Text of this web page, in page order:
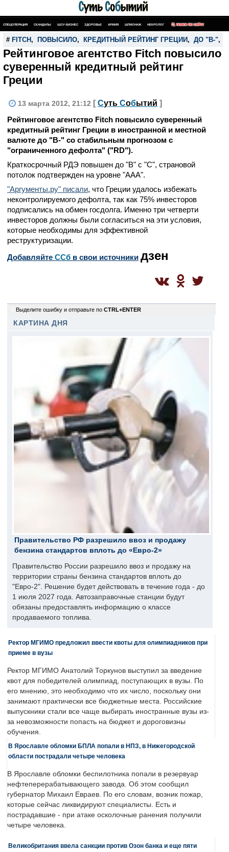
СПЕЦОПЕРАЦИЯ СКАНДАЛЫ ШОУ-БИЗНЕС ЗДОРОВЬЕ АРМИЯ ШПИОНАЖ НЕКРОЛОГ ПОИСК ПО САЙТУ
# FITCH , ПОВЫСИЛО, КРЕДИТНЫЙ РЕЙТИНГ ГРЕЦИИ , ДО "В-",
Рейтинговое агентство Fitch повысило
суверенный кредитный рейтинг
Греции
13 марта 2012, 21:12 [ Суть Событий ]
Рейтинговое агентство Fitch повысило суверенный
кредитный рейтинг Греции в иностранной и местной
валюте до "В-" со стабильным прогнозом с
"ограниченного дефолта" ("RD").
Краткосрочный РДЭ повышен до "В" с "С", страновой
потолок подтвержден на уровне "ААА".
"Аргументы.ру" писали, что Греции удалось избежать
неконтролируемого дефолта, так как 75% инвесторов
подписались на обмен госдолга. Именно три четверти
инвесторов должны были согласиться на эти условия,
которые необходимы для эффективной
реструктуризации.
Добавляйте CСб в свои источники дзен
Выделите ошибку и отправьте по CTRL+ENTER
КАРТИНА ДНЯ
Правительство РФ разрешило ввоз и продажу
бензина стандартов вплоть до «Евро-2»
Правительство России разрешило ввоз и продажу на
территории страны бензина стандартов вплоть до
"Евро-2". Решение будет действовать в течение года - до
1 июля 2027 года. Автозаправочные станции будут
обязаны предоставлять информацию о классе
продаваемого топлива.
Ректор МГИМО предложил ввести квоты для олимпиадников при
приеме в вузы
Ректор МГИМО Анатолий Торкунов выступил за введение
квот для победителей олимпиад, поступающих в вузы. По
его мнению, это необходимо что их число, поскольку они
занимают практически все бюджетные места. Российские
выпускники стали все чаще выбирать иностранные вузы из-
за невозможности попасть на бюджет и дороговизны
обучения.
В Ярославле обломки БПЛА попали в НПЗ, в Нижегородской
области пострадали четыре человека
В Ярославле обломки беспилотника попали в резервуар
нефтеперерабатывающего завода. Об этом сообщил
губернатор Михаил Евраев. По его словам, возник пожар,
которые сейчас ликвидируют специалисты. Есть и
пострадавшие - при атаке осколочные ранения получили
четыре человека.
Великобритания ввела санкции против Озон банка и еще пяти